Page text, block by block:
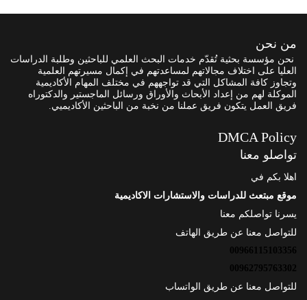
من نحن
نحن مؤسسة بحثية تُقدّم خدمات البحث العلمي للباحثين وطلبة الدراسات
العليا على اختلاف مجالاتهم لمساعدتهم في إكمال مسيرتهم العلمية
وتجاوز كافة المشاكل التي قد تواجههم في مختلف المهام الأكاديمية
الموكلة لهم من إعداد الأبحاث والأوراق ورسائل الماجستير والدكتوراه
فريق العمل يتكون فريق عملنا من نخبة من الباحثين الأكاديميي.
DMCA Policy
تواصلو معنا
اهلا بكم في
موقع مبتعث للدراسات والاستشارات الاكاديمية
يسرنا تواصلكم معنا
للتواصل معنا عن طريق الهاتف
00966115103356
00962795763302
للتواصل معنا عن طريق الواتساب